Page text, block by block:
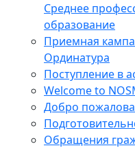
Среднее
образование
Приемная
Ординатура
Поступление в
Welcome to
Добро
Обращения